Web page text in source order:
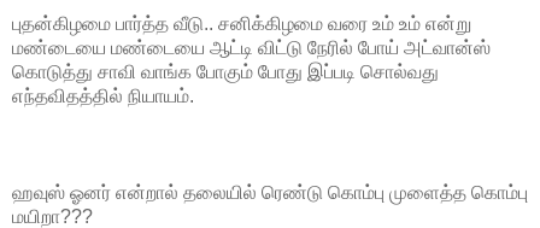
புதன்கிழமை பார்த்த வீடு.. சனிக்கிழமை வரை உம் உம் என்று
மண்டையை மண்டையை ஆட்டி விட்டு நேரில் போய் அட்வான்ஸ்
கொடுத்து சாவி வாங்க போகும் போது இப்படி சொல்வது
எந்தவிதத்தில் நியாயம்.
ஹவுஸ் ஓனர் என்றால் தலையில் ரெண்டு கொம்பு முளைத்த கொம்பு
மயிறா???